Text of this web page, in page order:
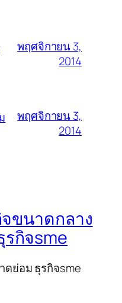
พฤศจิกายน 3,
2014
พฤศจิกายน 3,
2014
ขนาดกลาง
กิจsme
ดย่อม ธุรกิจsme